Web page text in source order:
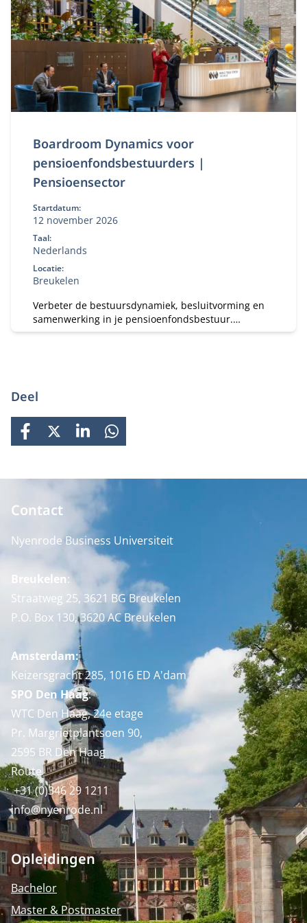
versterken.
Boardroom Dynamics voor
pensioenfondsbestuurders |
Pensioensector
Startdatum:
12 november 2026
Taal:
Nederlands
Locatie:
Breukelen
Verbeter de bestuursdynamiek, besluitvorming en
samenwerking in je pensioenfondsbestuur.
Tweedaagse module, onderdeel van leergang B (Van
Deel
FACEBOOK
X LINKEDINWHATSAPP
Contact
Nyenrode Business Universiteit
Breukelen:
Straatweg 25, 3621 BG Breukelen
P.O. Box 130, 3620 AC Breukelen
Amsterdam:
Keizersgracht 285, 1016 ED A'dam
SPO Den Haag:
WTC Den Haag, 24e etage
Pr. Margrietplantsoen 90,
2595 BR Den Haag
Route
+31 (0)346 29 1211
info@nyenrode.nl
Opleidingen
Bachelor
Master & Postmaster